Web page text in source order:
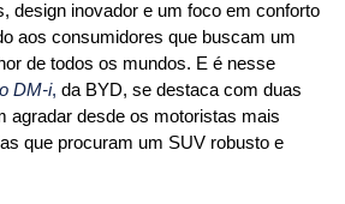
design inovador e um foco em conforto
aos consumidores que buscam um
de todos os mundos. E é nesse
DM-i, da BYD, se destaca com duas
agradar desde os motoristas mais
que procuram um SUV robusto e